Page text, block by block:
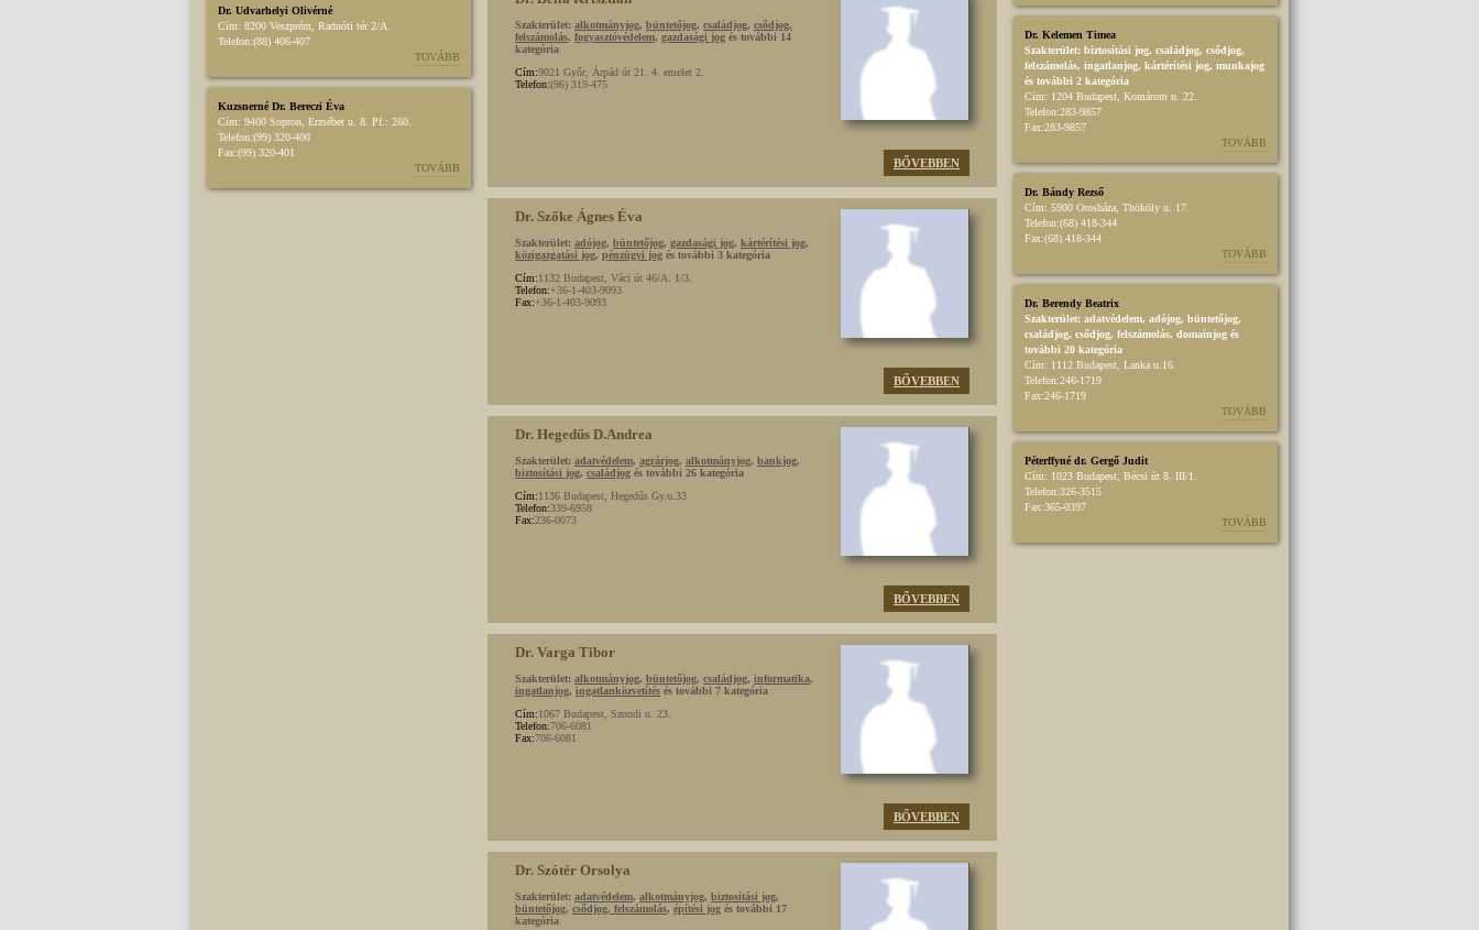
Dr. Udvarhelyi Olivérné
Cím: 8200 Veszprém, Radnóti tér 2/A.
Telefon:(88) 406-407
TOVÁBB
Kuzsnerné Dr. Bereczi Éva
Cím: 9400 Sopron, Erzsébet u. 8. Pf.: 260.
Telefon:(99) 320-400
Fax:(99) 320-401
TOVÁBB
Szakterület: alkotmányjog, büntetőjog, családjog, csődjog,
felszámolás, fogyasztóvédelem, gazdasági jog és további 14
kategória
Cím:9021 Győr, Árpád út 21. 4. emelet 2.
Telefon:(96) 319-475
BŐVEBBEN
Dr. Szőke Ágnes Éva
Szakterület: adójog, büntetőjog, gazdasági jog, kártérítési jog,
közigazgatási jog, pénzügyi jog és további 3 kategória
Cím:1132 Budapest, Váci út 46/A. 1/3.
Telefon:+36-1-403-9093
Fax:+36-1-403-9093
BŐVEBBEN
Dr. Hegedűs D.Andrea
Szakterület: adatvédelem, agrárjog, alkotmányjog, bankjog,
biztosítási jog, családjog és további 26 kategória
Cím:1136 Budapest, Hegedűs Gy.u.33
Telefon:339-6958
Fax:236-0073
BŐVEBBEN
Dr. Varga Tibor
Szakterület: alkotmányjog, büntetőjog, családjog, informatika,
ingatlanjog, ingatlanközvetítés és további 7 kategória
Cím:1067 Budapest, Szondi u. 23.
Telefon:706-6081
Fax:706-6081
BŐVEBBEN
Dr. Szótér Orsolya
Szakterület: adatvédelem, alkotmányjog, biztosítási jog,
büntetőjog, csődjog, felszámolás, építési jog és további 17
kategória
Dr. Kelemen Timea
Szakterület: biztosítási jog, családjog, csődjog,
felszámolás, ingatlanjog, kártérítési jog, munkajog
és további 2 kategória
Cím: 1204 Budapest, Komárom u. 22.
Telefon:283-9857
Fax:283-9857
TOVÁBB
Dr. Bándy Rezső
Cím: 5900 Orosháza, Thököly u. 17.
Telefon:(68) 418-344
Fax:(68) 418-344
TOVÁBB
Dr. Berendy Beatrix
Szakterület: adatvédelem, adójog, büntetőjog,
családjog, csődjog, felszámolás, domainjog és
további 20 kategória
Cím: 1112 Budapest, Lanka u.16.
Telefon:246-1719
Fax:246-1719
TOVÁBB
Péterffyné dr. Gergő Judit
Cím: 1023 Budapest, Bécsi út 8. III/1.
Telefon:326-3515
Fax:365-0397
TOVÁBB